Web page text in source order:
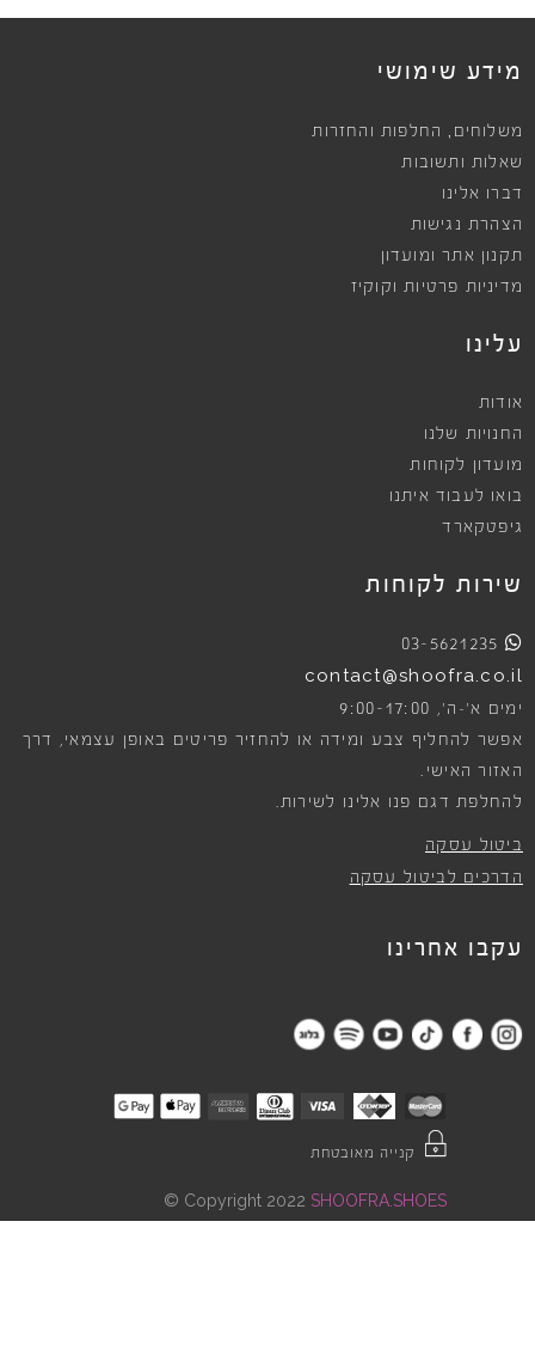
מידע שימושי
משלוחים , החלפות והחזרות
שאלות ותשובות
דברו אלינו
הצהרת נגישות
תקנון אתר ומועדון
מדיניות פרטיות וקוקיז
עלינו
אודות
החנויות שלנו
מועדון לקוחות
בואו לעבוד איתנו
גיפטקארד
שירות לקוחות
03-5621235
contact@shoofra.co.il
ימים א׳-ה׳, 9:00-17:00
אפשר להחליף צבע ומידה או להחזיר פריטים באופן עצמאי, דרך
האזור האישי.
להחלפת דגם פנו אלינו לשירות.
ביטול עסקה
הדרכים לביטול עסקה
עקבו אחרינו
קנייה מאובטחת
Copyright 2022 SHOOFRA.SHOES
©